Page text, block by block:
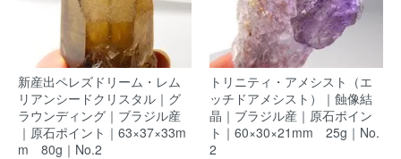
新産出ペレズドリーム・レム
リアンシードクリスタル｜グ
ラウンディング｜ブラジル産
｜原石ポイント｜63×37×33m
m 80g｜No.2
トリニティ・アメシスト（エ
ッチドアメシスト）｜蝕像結
晶｜ブラジル産｜原石ポイン
ト｜60×30×21mm 25g｜No.
2